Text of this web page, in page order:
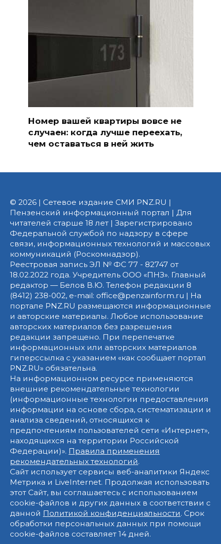
Номер вашей квартиры вовсе не
случаен: когда лучше переехать,
чем оставаться в ней жить
© 2026 | Сетевое издание СМИ PNZ.RU |
Пензенский информационный портал | Для
читателей старше 18 лет | Зарегистрировано
Федеральной службой по надзору в сфере
связи, информационных технологий и массовых
коммуникаций (Роскомнадзор).
Реестровая запись ЭЛ № ФС 77 - 82747 от
18.02.2022 года. Учредитель ООО «ПНЗ». Главный
редактор — Белов В.Ю. Телефон редакции 8
(8412) 238-002, e-mail: office@penzainform.ru | На
портале PNZ.RU размещаются информационные
и авторские материалы. Любое использование
авторских материалов без разрешения
редакции запрещено. При перепечатке
информационных или авторских материалов
гиперссылка с указанием «как сообщает портал
PNZ.RU» обязательна.
На информационном ресурсе применяются
внешние рекомендательные технологии
(информационные технологии предоставления
информации на основе сбора, систематизации и
анализа сведений, относящихся к
предпочтениям пользователей сети «Интернет»,
находящихся на территории Российской
Федерации)». Правила применения
рекомендательных технологий.
Сайт использует сервисы веб-аналитики Яндекс
Метрика и LiveInternet. Продолжая использовать
этот Сайт, вы соглашаетесь с использованием
cookie-файлов и других данных в соответствии с
данной Политикой конфиденциальности. Срок
обработки персональных данных при помощи
cookie-файлов составляет 14 дней.